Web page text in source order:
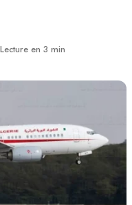
Lecture en 3 min